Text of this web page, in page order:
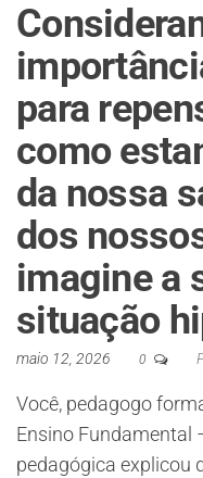
para
como
da nossa
dos
imagine a
situação
maio 12, 2026 0
Você, pedagogo
Ensino Fundamental
pedagógica explicou